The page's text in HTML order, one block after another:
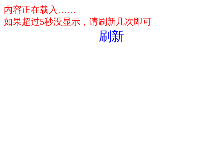
内容正在载入……
如果超过5秒没显示，请刷新几次即可
刷新